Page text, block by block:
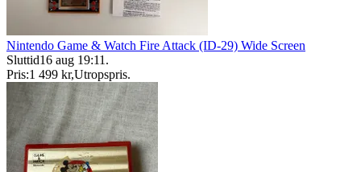
Nintendo Game & Watch Fire Attack (ID-29) Wide Screen
Sluttid16 aug 19:11 .
Pris:1 499 kr,Utropspris.